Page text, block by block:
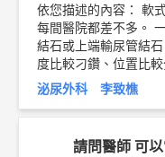
依您描述的內容： 軟
每間醫院都差不多。
結石或上端輸尿管結
度比較刁鑽、位置比
師評估才能選擇出最好的方法。 以上純
以醫師實際看診為準。 馬偕紀念醫院 泌尿外科主治醫師 李
致樵 醫師簡介 ►
文章 ► http://bit.ly/
泌尿外科 李致樵
請問醫師 可